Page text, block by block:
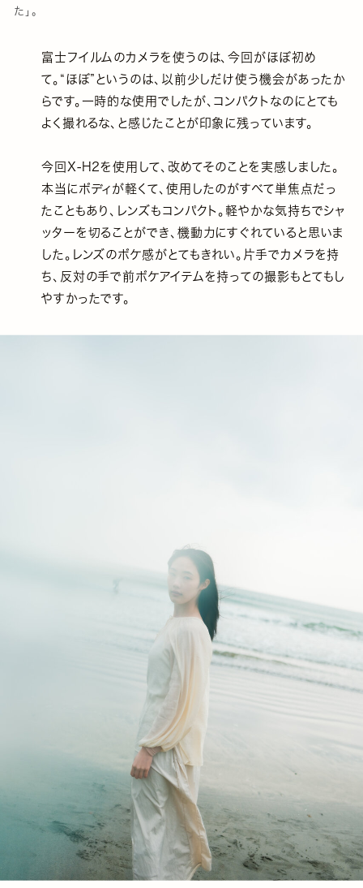
た」。
富士フイルムのカメラを使うのは、今回がほぼ初め
て。“ほぼ”というのは、以前少しだけ使う機会があったか
らです。一時的な使用でしたが、コンパクトなのにとても
よく撮れるな、と感じたことが印象に残っています。
今回X-H2を使用して、改めてそのことを実感しました。
本当にボディが軽くて、使用したのがすべて単焦点だっ
たこともあり、レンズもコンパクト。軽やかな気持ちでシャ
ッターを切ることができ、機動力にすぐれていると思いま
した。レンズのボケ感がとてもきれい。片手でカメラを持
ち、反対の手で前ボケアイテムを持っての撮影もとてもし
やすかったです。